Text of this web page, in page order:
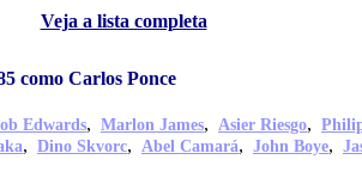
Veja a lista completa
como Carlos Ponce
Edwards, Marlon James, Asier Riesgo,
, Dino Skvorc, Abel Camará, John Boye,